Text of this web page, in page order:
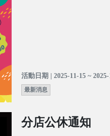
活動日期 | 2025-11-15 ~ 2025-
最新消息
分店公休通知